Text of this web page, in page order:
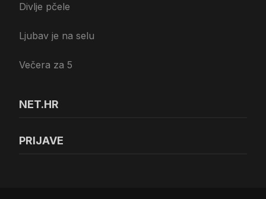
Divlje pčele
Ljubav je na selu
Večera za 5
NET.HR
PRIJAVE